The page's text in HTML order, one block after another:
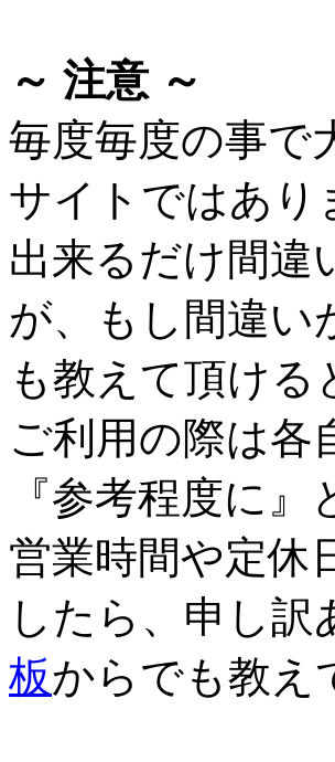
～ 注意 ～
毎度毎度の事で
サイトではあり
出来るだけ間違
が、もし間違い
も教えて頂け
ご利用の際は各
『参考程度に
営業時間や定休
したら、申し
板からでも教え